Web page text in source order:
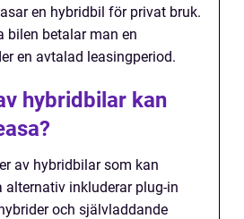
en hybridbil för privat bruk.
bilen betalar man en
en avtalad leasingperiod.
hybridbilar kan
av hybridbilar som kan
alternativ inkluderar plug-in
och självladdande